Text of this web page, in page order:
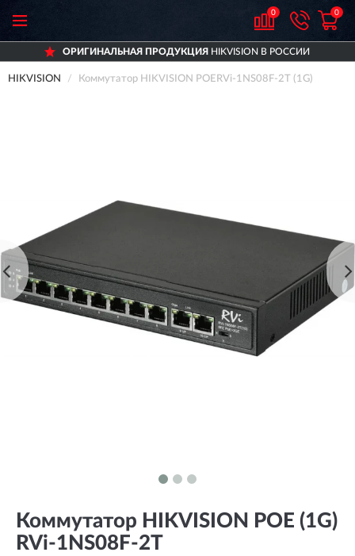
0 0
ОРИГИНАЛЬНАЯ ПРОДУКЦИЯ HIKVISION В РОССИИ
HIKVISION Коммутатор HIKVISION POERVi-1NS08F-2T (1G)
Коммутатор HIKVISION POE (1G)
RVi-1NS08F-2T